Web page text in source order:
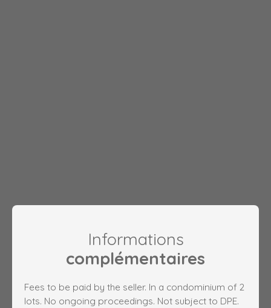
Informations
complémentaires
Fees to be paid by the seller. In a condominium of 2
lots. No ongoing proceedings. Not subject to DPE.